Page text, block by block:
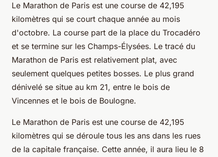
Le Marathon de Paris est une course de 42,195
kilomètres qui se court chaque année au mois
d'octobre. La course part de la place du Trocadéro
et se termine sur les Champs-Élysées. Le tracé du
Marathon de Paris est relativement plat, avec
seulement quelques petites bosses. Le plus grand
dénivelé se situe au km 21, entre le bois de
Vincennes et le bois de Boulogne.
Le Marathon de Paris est une course de 42,195
kilomètres qui se déroule tous les ans dans les rues
de la capitale française. Cette année, il aura lieu le 8